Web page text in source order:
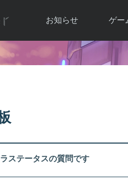
お知らせ
お知らせ一覧
ゲー
ソウ
アップ
ステータスの質問です